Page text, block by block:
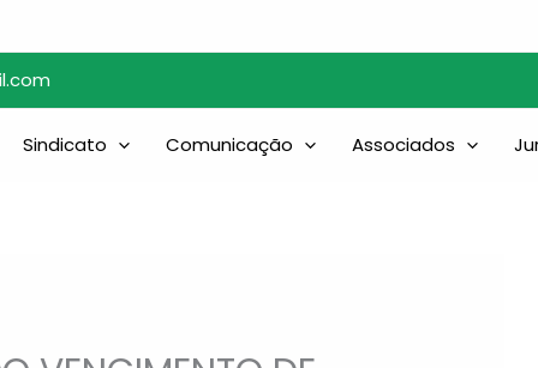
Sindicato Comunicação Associados